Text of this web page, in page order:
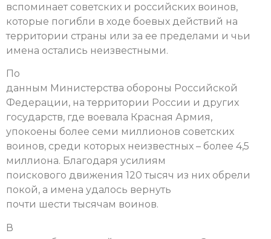
вспоминает советских и российских воинов,
которые погибли в ходе боевых действий на
территории страны или за ее пределами и чьи
имена остались неизвестными.
По
данным Министерства обороны Российской
Федерации, на территории России и других
государств, где воевала Красная Армия,
упокоены более семи миллионов советских
воинов, среди которых неизвестных – более 4,5
миллиона. Благодаря усилиям
поискового движения 120 тысяч из них обрели
покой, а имена удалось вернуть
почти шести тысячам воинов.
В